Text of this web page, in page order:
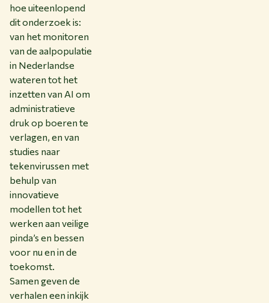
hoe uiteenlopend
dit onderzoek is:
van het monitoren
van de aalpopulatie
in Nederlandse
wateren tot het
inzetten van AI om
administratieve
druk op boeren te
verlagen, en van
studies naar
tekenvirussen met
behulp van
innovatieve
modellen tot het
werken aan veilige
pinda’s en bessen
voor nu en in de
toekomst.
Samen geven de
verhalen een inkijk